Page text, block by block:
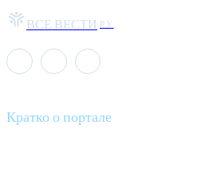
ВСЕ ВЕСТИ РУ
Кратко о портале